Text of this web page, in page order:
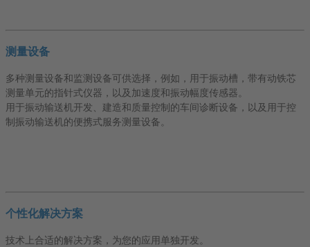
测量设备
多种测量设备和监测设备可供选择，例如，用于振动槽，带有动铁芯
测量单元的指针式仪器，以及加速度和振动幅度传感器。
用于振动输送机开发、建造和质量控制的车间诊断设备，以及用于控
制振动输送机的便携式服务测量设备。
个性化解决方案
技术上合适的解决方案，为您的应用单独开发。